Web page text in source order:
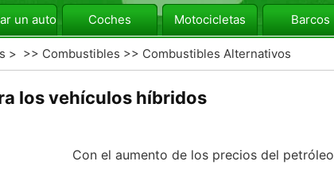
un automóvil Coches Motocicletas Barcos
> >> Combustibles >> Combustibles Alternativos
los vehículos híbridos
Con el aumento de los precios del petróleo